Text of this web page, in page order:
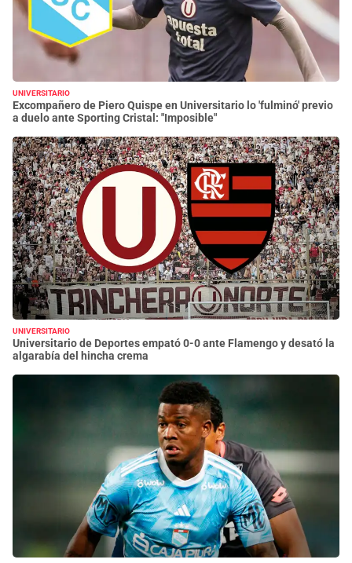
UNIVERSITARIO
Excompañero de Piero Quispe en Universitario lo 'fulminó' previo
a duelo ante Sporting Cristal: "Imposible"
UNIVERSITARIO
Universitario de Deportes empató 0-0 ante Flamengo y desató la
algarabía del hincha crema